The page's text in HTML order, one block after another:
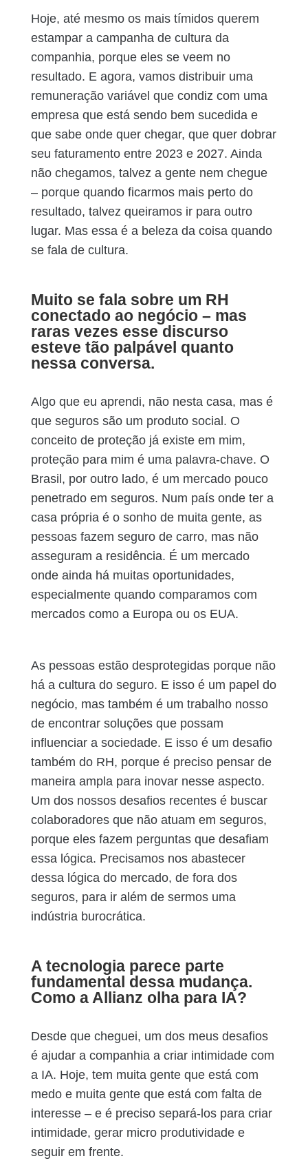
Hoje, até mesmo os mais tímidos querem
estampar a campanha de cultura da
companhia, porque eles se veem no
resultado. E agora, vamos distribuir uma
remuneração variável que condiz com uma
empresa que está sendo bem sucedida e
que sabe onde quer chegar, que quer dobrar
seu faturamento entre 2023 e 2027. Ainda
não chegamos, talvez a gente nem chegue
– porque quando ficarmos mais perto do
resultado, talvez queiramos ir para outro
lugar. Mas essa é a beleza da coisa quando
se fala de cultura.
Muito se fala sobre um RH
conectado ao negócio – mas
raras vezes esse discurso
esteve tão palpável quanto
nessa conversa.
Algo que eu aprendi, não nesta casa, mas é
que seguros são um produto social. O
conceito de proteção já existe em mim,
proteção para mim é uma palavra-chave. O
Brasil, por outro lado, é um mercado pouco
penetrado em seguros. Num país onde ter a
casa própria é o sonho de muita gente, as
pessoas fazem seguro de carro, mas não
asseguram a residência. É um mercado
onde ainda há muitas oportunidades,
especialmente quando comparamos com
mercados como a Europa ou os EUA.
As pessoas estão desprotegidas porque não
há a cultura do seguro. E isso é um papel do
negócio, mas também é um trabalho nosso
de encontrar soluções que possam
influenciar a sociedade. E isso é um desafio
também do RH, porque é preciso pensar de
maneira ampla para inovar nesse aspecto.
Um dos nossos desafios recentes é buscar
colaboradores que não atuam em seguros,
porque eles fazem perguntas que desafiam
essa lógica. Precisamos nos abastecer
dessa lógica do mercado, de fora dos
seguros, para ir além de sermos uma
indústria burocrática.
A tecnologia parece parte
fundamental dessa mudança.
Como a Allianz olha para IA?
Desde que cheguei, um dos meus desafios
é ajudar a companhia a criar intimidade com
a IA. Hoje, tem muita gente que está com
medo e muita gente que está com falta de
interesse – e é preciso separá-los para criar
intimidade, gerar micro produtividade e
seguir em frente.